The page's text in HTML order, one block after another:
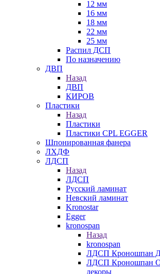
12 мм
16 мм
18 мм
22 мм
25 мм
Распил ДСП
По назначению
ДВП
Назад
ДВП
КИРОВ
Пластики
Назад
Пластики
Пластики CPL EGGER
Шпонированная фанера
ЛХДФ
ЛДСП
Назад
ЛДСП
Русский ламинат
Невский ламинат
Kronostar
Egger
kronospan
Назад
kronospan
ЛДСП Кроношпан
ЛДСП Кроношпан
декоры